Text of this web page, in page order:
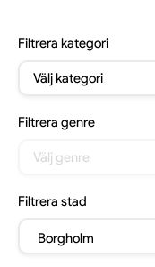
Filtrera kategori
Välj kategori
Filtrera genre
Välj genre
Filtrera stad
Borgholm